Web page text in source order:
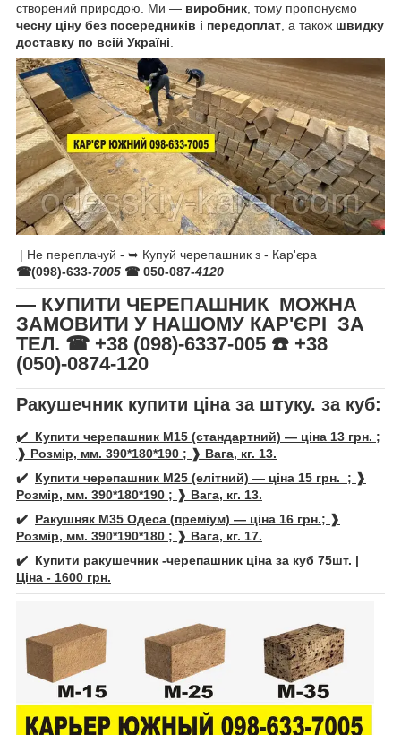
створений природою. Ми — виробник, тому пропонуємо
чесну ціну без посередників і передоплат, а також швидку
доставку по всій Україні.
| Не переплачуй - ➥ Купуй черепашник з - Кар'єра
☎(098)-633-7005 ☎ 050-087-4120
— КУПИТИ ЧЕРЕПАШНИК МОЖНА
ЗАМОВИТИ У НАШОМУ КАР'ЄРІ ЗА
ТЕЛ. ☎ +38 (098)-6337-005 ☎️ +38
(050)-0874-120
Ракушечник купити ціна за штуку. за куб:
✔️ Купити черепашник М15 (стандартний) — ціна 13 грн. ;
❱ Розмір, мм. 390*180*190 ; ❱ Вага, кг. 13.
✔️ Купити черепашник М25 (елітний) — ціна 15 грн. ; ❱
Розмір, мм. 390*180*190 ; ❱ Вага, кг. 13.
✔️ Ракушняк М35 Одеса (преміум) — ціна 16 грн.; ❱
Розмір, мм. 390*190*180 ; ❱ Вага, кг. 17.
✔️ Купити ракушечник -черепашник ціна за куб 75шт. |
Ціна - 1600 грн.